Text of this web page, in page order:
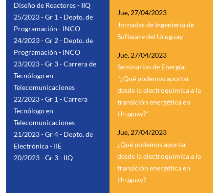
Diseño de Reactores - IIQ
25/2023 - Gr 1 - Depto. de
Programación - INCO
24/2023 - Gr 2 - Depto. de
Programación - INCO
23/2023 - Gr 3 - Carrera de
Tecnólogo en
Telecomunicaciones
22/2023 - Gr 1 - Carrera
Tecnólogo en
Telecomunicaciones
21/2023 - Gr 4 - Depto. de
Electrónica - IIE
20/2023 - Gr 3 - IIQ
Jue, 27/04/2023
Jornadas de Ingeniería de
Software del Uruguay
Jue, 27/04/2023
Seminarios de Energía:
"¿Qué podemos aportar
desde la electroquímica a la
transición energética en
Uruguay?"
Jue, 27/04/2023
¿Qué podemos aportar
desde la electroquímica a la
transición energética en
Uruguay?